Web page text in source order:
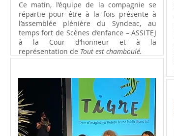
Ce matin, l’équipe de la compagnie se
répartie pour être à la fois présente à
l’assemblée plénière du Syndeac, au
temps fort de Scènes d’enfance – ASSITEJ
à la Cour d’honneur et à la
représentation de Tout est chamboulé.​